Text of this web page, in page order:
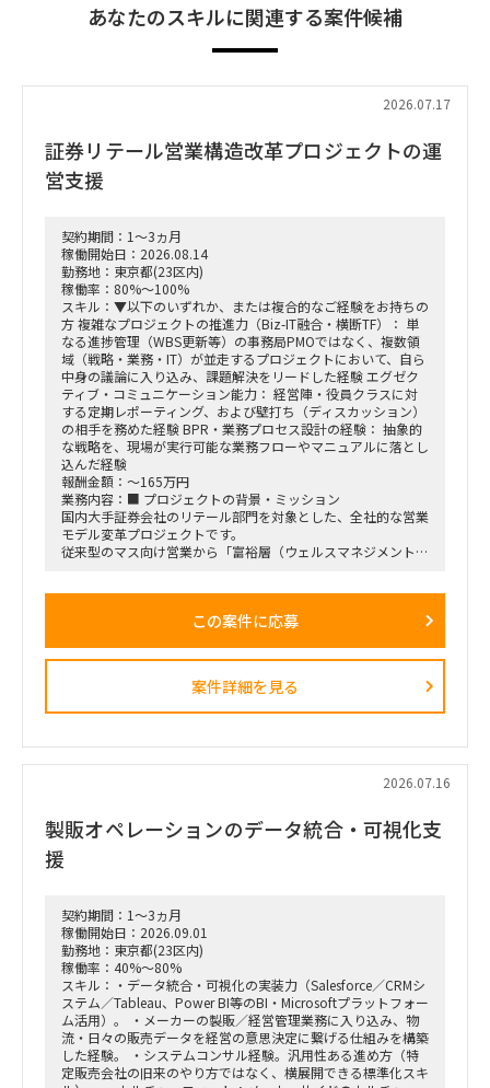
あなたのスキルに関連する案件候補
2026.07.17
証券リテール営業構造改革プロジェクトの運
営支援
契約期間：1～3ヵ月
稼働開始日：2026.08.14
勤務地：東京都(23区内)
稼働率：80%～100%
スキル：▼以下のいずれか、または複合的なご経験をお持ちの
方 複雑なプロジェクトの推進力（Biz-IT融合・横断TF）： 単
なる進捗管理（WBS更新等）の事務局PMOではなく、複数領
域（戦略・業務・IT）が並走するプロジェクトにおいて、自ら
中身の議論に入り込み、課題解決をリードした経験 エグゼク
ティブ・コミュニケーション能力： 経営陣・役員クラスに対
する定期レポーティング、および壁打ち（ディスカッション）
の相手を務めた経験 BPR・業務プロセス設計の経験： 抽象的
な戦略を、現場が実行可能な業務フローやマニュアルに落とし
込んだ経験
報酬金額：～165万円
業務内容：■ プロジェクトの背景・ミッション
国内大手証券会社のリテール部門を対象とした、全社的な営業
モデル変革プロジェクトです。
従来型のマス向け営業から「富裕層（ウェルスマネジメント）
戦略ファームが描いた絵に留まらず、組織再編、営業プロセス
動変容までを一気通貫で実現することが本プロジェクトの最大
■ 担当いただくポジション・役割
身の企画検討」
単なる進捗管理（事務局型PMO）ではなく、ビジネスと
IT（AI）の両面から中身の議論に入り込み、プロジェクトを実
■ 具体的な業務内容
富裕層向けセグメント戦略、KPI設計、新営業モデル設計など
経営・役員クラスに対する定期的なレポーティングおよび直接
のディスカッション（壁打ち）への参画。
「バディAI」「AIロープレ」「ダッシュボード」等の最先端ツ
ールの要件定義から、それを現場の営業員にどう使わせるか
（行動変容設計）までの定着化支援。
支店長やトップ営業経験を持つクライアント（証券会社側）の
コアメンバーとタッグを組み、現場のリアルな知見を取り込み
ながら実効性の高い設計を行います。
この案件に応募
案件詳細を見る
2026.07.16
製販オペレーションのデータ統合・可視化支
援
契約期間：1～3ヵ月
稼働開始日：2026.09.01
勤務地：東京都(23区内)
稼働率：40%～80%
スキル：・データ統合・可視化の実装力（Salesforce／CRMシ
ステム／Tableau、Power BI等のBI・Microsoftプラットフォー
ム活用）。 ・メーカーの製販／経営管理業務に入り込み、物
流・日々の販売データを経営の意思決定に繋げる仕組みを構築
した経験。 ・システムコンサル経験。汎用性ある進め方（特
定販売会社の旧来のやり方ではなく、横展開できる標準化スキ